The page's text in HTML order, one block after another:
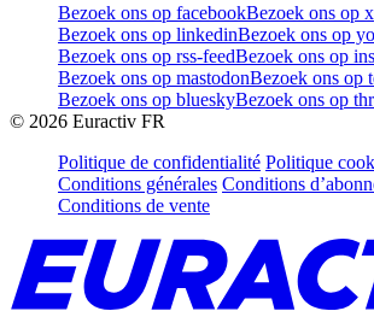
Bezoek ons op facebookBezoek ons op x
Bezoek ons op linkedinBezoek ons op
Bezoek ons op rss-feedBezoek ons op
Bezoek ons op mastodonBezoek ons op
Bezoek ons op blueskyBezoek ons op
© 2026 Euractiv FR
Politique de confidentialité Politique
Conditions générales Conditions
Conditions de vente